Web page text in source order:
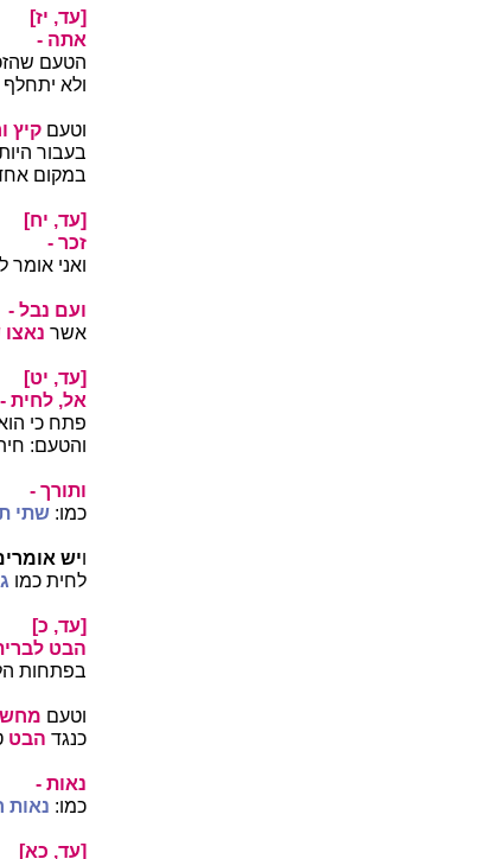
[עד, יז]
אתה -
הטעם
ולא יתחלף
וטעם קיץ
בעבור
במקום
[עד, יח]
זכר -
ואני אומר
ועם נבל -
אשר
[עד, יט]
אל, לחית -
פתח כי
והטעם:
ותורך -
כמו: שתי
ויש
לחית כמו
[עד, כ]
הבט
בפתחות
וטעם
כנגד הבט
נאות -
כמו: נאות
[עד, כא]